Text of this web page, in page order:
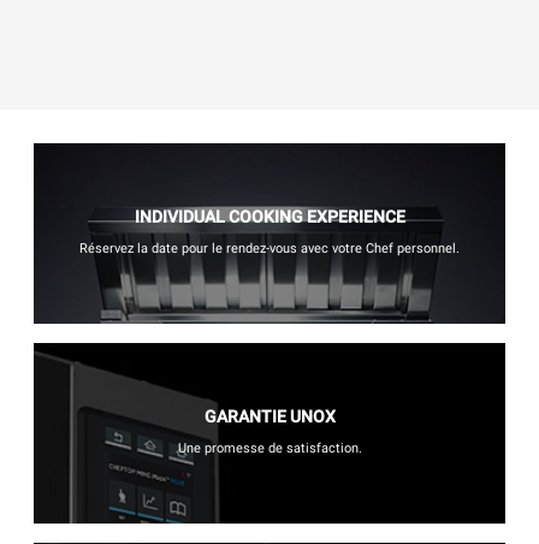
INDIVIDUAL COOKING EXPERIENCE
Réservez la date pour le rendez-vous avec votre Chef personnel.
GARANTIE UNOX
Une promesse de satisfaction.